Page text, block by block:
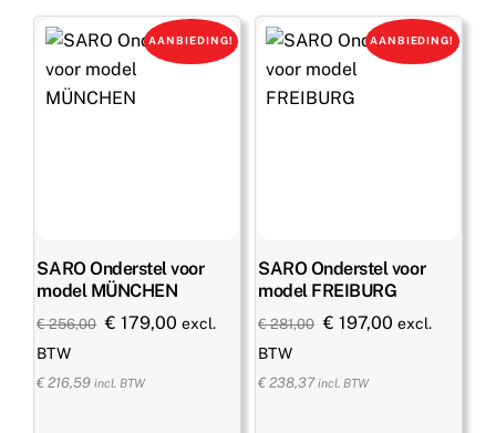
AANBIEDING!
SARO Onderstel voor
model MÜNCHEN
€256,00 Oorspronkelijke
was:
€ 179,00 Huidige
excl.
BTW
€216,59 incl. BTW
AANBIEDING!
SARO Onderstel voor
model FREIBURG
€281,00 Oorspronkelijke
was:
€ 197,00 Huidige
excl.
BTW
€238,37 incl. BTW